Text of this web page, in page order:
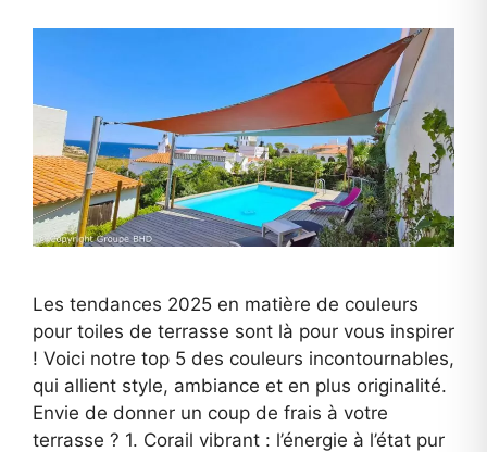
Les tendances 2025 en matière de couleurs
pour toiles de terrasse sont là pour vous inspirer
! Voici notre top 5 des couleurs incontournables,
qui allient style, ambiance et en plus originalité.
Envie de donner un coup de frais à votre
terrasse ? 1. Corail vibrant : l’énergie à l’état pur